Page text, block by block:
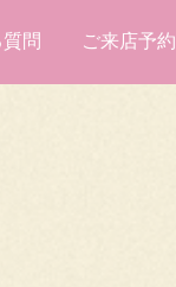
問 ご来店予約